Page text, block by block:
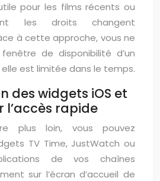
pour les films récents ou
les droits changent
à cette approche, vous ne
de disponibilité d’un
est limitée dans le temps.
des widgets iOS et
rapide
plus loin, vous pouvez
TV Time, JustWatch ou
de vos chaînes
sur l’écran d’accueil de